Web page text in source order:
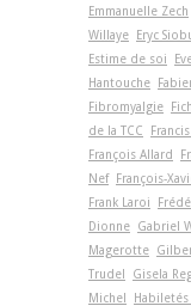
Emmanuelle Zech
Willaye Eryc
Estime de soi
Hantouche
Fibromyalgie
de la TCC
François Allard
Nef François-
Frank Laroi
Dionne Gabriel
Magerotte
Trudel
Gisela
Michel